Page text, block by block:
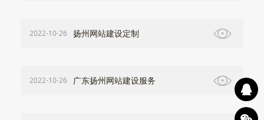
2022-10-26 扬州网站建设定制
2022-10-26 广东扬州网站建设服务